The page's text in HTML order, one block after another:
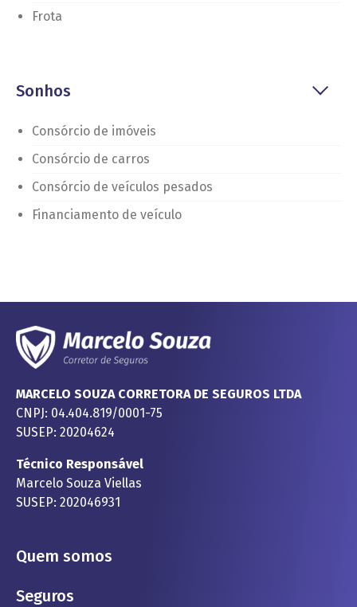
Frota
Sonhos
Consórcio de imóveis
Consórcio de carros
Consórcio de veículos pesados
Financiamento de veículo
MARCELO SOUZA CORRETORA DE SEGUROS LTDA
CNPJ: 04.404.819/0001-75
SUSEP: 20204624
Técnico Responsável
Marcelo Souza Viellas
SUSEP: 202046931
Quem somos
Seguros